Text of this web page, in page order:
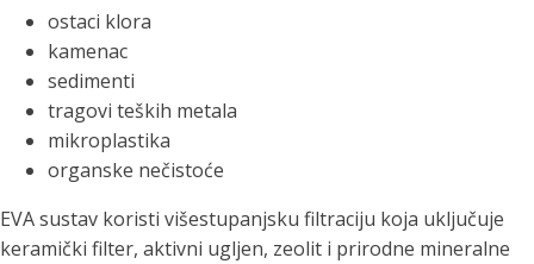
ostaci klora
kamenac
sedimenti
tragovi teških metala
mikroplastika
organske nečistoće
EVA sustav koristi višestupanjsku filtraciju koja uključuje
keramički filter, aktivni ugljen, zeolit i prirodne mineralne